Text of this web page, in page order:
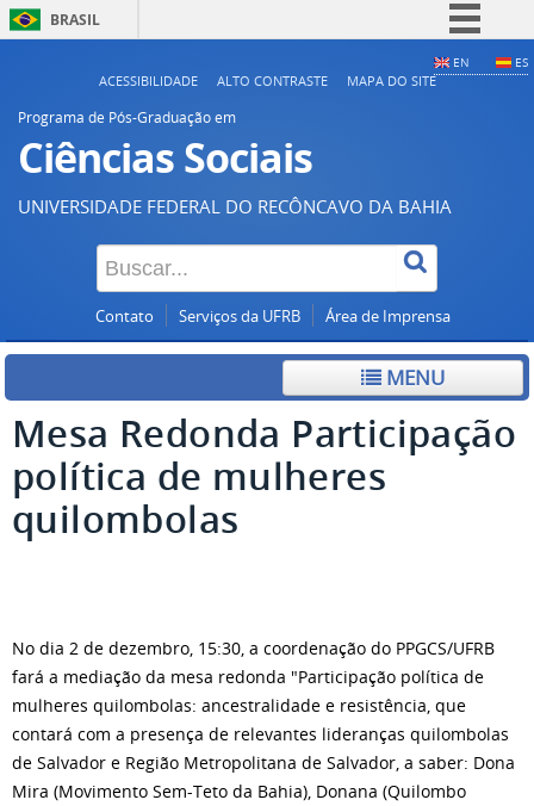
BRASIL
Acesso à informação
Legislação
Canais
EN ES
ACESSIBILIDADE ALTO CONTRASTE MAPA DO SITE
Programa de Pós-Graduação em
Ciências Sociais
UNIVERSIDADE FEDERAL DO RECÔNCAVO DA BAHIA
Contato Serviços da UFRB Área de Imprensa
MENU
Mesa Redonda Participação
política de mulheres
quilombolas
No dia 2 de dezembro, 15:30, a coordenação do PPGCS/UFRB
fará a mediação da mesa redonda "Participação política de
mulheres quilombolas: ancestralidade e resistência, que
contará com a presença de relevantes lideranças quilombolas
de Salvador e Região Metropolitana de Salvador, a saber: Dona
Mira (Movimento Sem-Teto da Bahia), Donana (Quilombo